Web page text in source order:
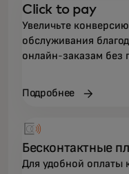
Click to pay
Увеличьте
обслуживания
онлайн-заказам без
Подробнее
Бесконтактные
Для удобной оплаты